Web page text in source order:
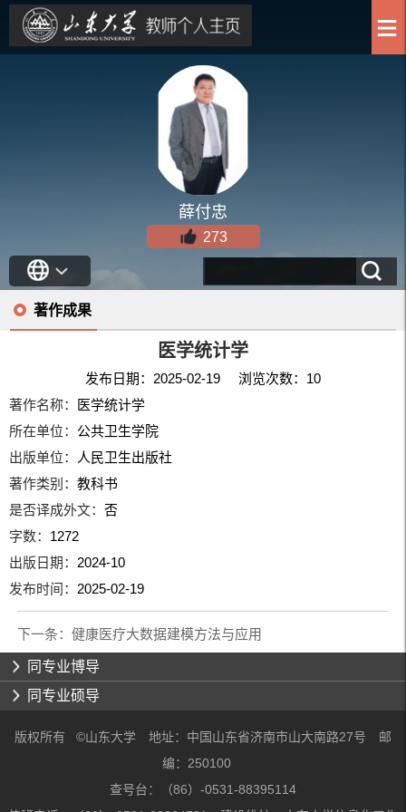
薛付忠
273
著作成果
医学统计学
发布日期：2025-02-19 浏览次数： 10
著作名称： 医学统计学
所在单位： 公共卫生学院
出版单位： 人民卫生出版社
著作类别：教科书
是否译成外文：否
字数： 1272
出版日期： 2024-10
发布时间： 2025-02-19
下一条： 健康医疗大数据建模方法与应用
同专业博导
同专业硕导
版权所有 ©山东大学 地址：中国山东省济南市山大南路27号 邮
编：250100
查号台：（86）-0531-88395114